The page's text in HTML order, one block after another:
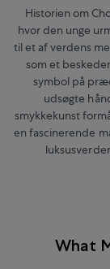
Historien om
hvor den unge
til et af verdens
som et
symbol på
udsøgte
smykkekunst
en fascinerende
What